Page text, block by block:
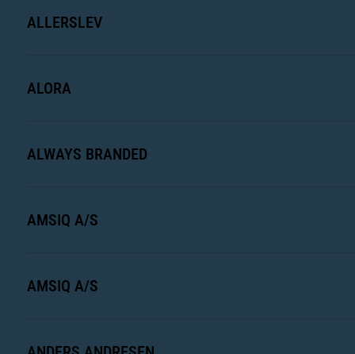
ALLERSLEV
ALORA
ALWAYS BRANDED
AMSIQ A/S
AMSIQ A/S